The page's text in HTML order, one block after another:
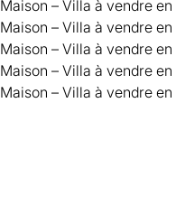
Maison – Villa à vendre
Maison – Villa à vendre
Maison – Villa à vendre
Maison – Villa à vendre
Maison – Villa à vendre